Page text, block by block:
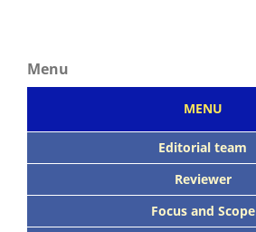
Menu
MENU
Editorial team
Reviewer
Focus and Scope